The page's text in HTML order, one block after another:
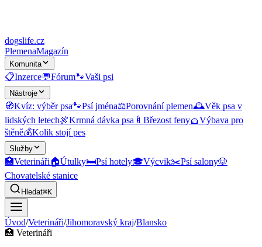
dogslife.cz
PlemenaMagazín
Komunita
📋Inzerce💬Fórum🐾Vaši psi
Nástroje
🧭Kvíz: výběr psa🐾Psí jména⚖️Porovnání plemen🕰️Věk psa v
lidských letech🍖Krmná dávka psa 🍼 Březost feny🧺Výbava pro
štěně💰Kolik stojí pes
Služby
🏥Veterináři🏠Útulky🛏️Psí hotely🎓Výcvik✂️Psí salony🐶
Chovatelské stanice
Hledat⌘K
Úvod/Veterináři/Jihomoravský kraj/Blansko
🏥 Veterináři